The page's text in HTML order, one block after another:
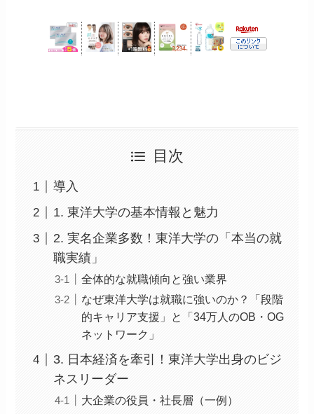
目次
導入
1. 東洋大学の基本情報と魅力
2. 実名企業多数！東洋大学の「本当の就
職実績」
全体的な就職傾向と強い業界
なぜ東洋大学は就職に強いのか？「段階
的キャリア支援」と「34万人のOB・OG
ネットワーク」
3. 日本経済を牽引！東洋大学出身のビジ
ネスリーダー
大企業の役員・社長層（一例）